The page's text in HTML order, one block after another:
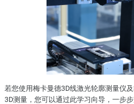
若您使用梅卡曼德3D线激光轮廓测量仪
3D测量，您可以通过此学习向导，一步步